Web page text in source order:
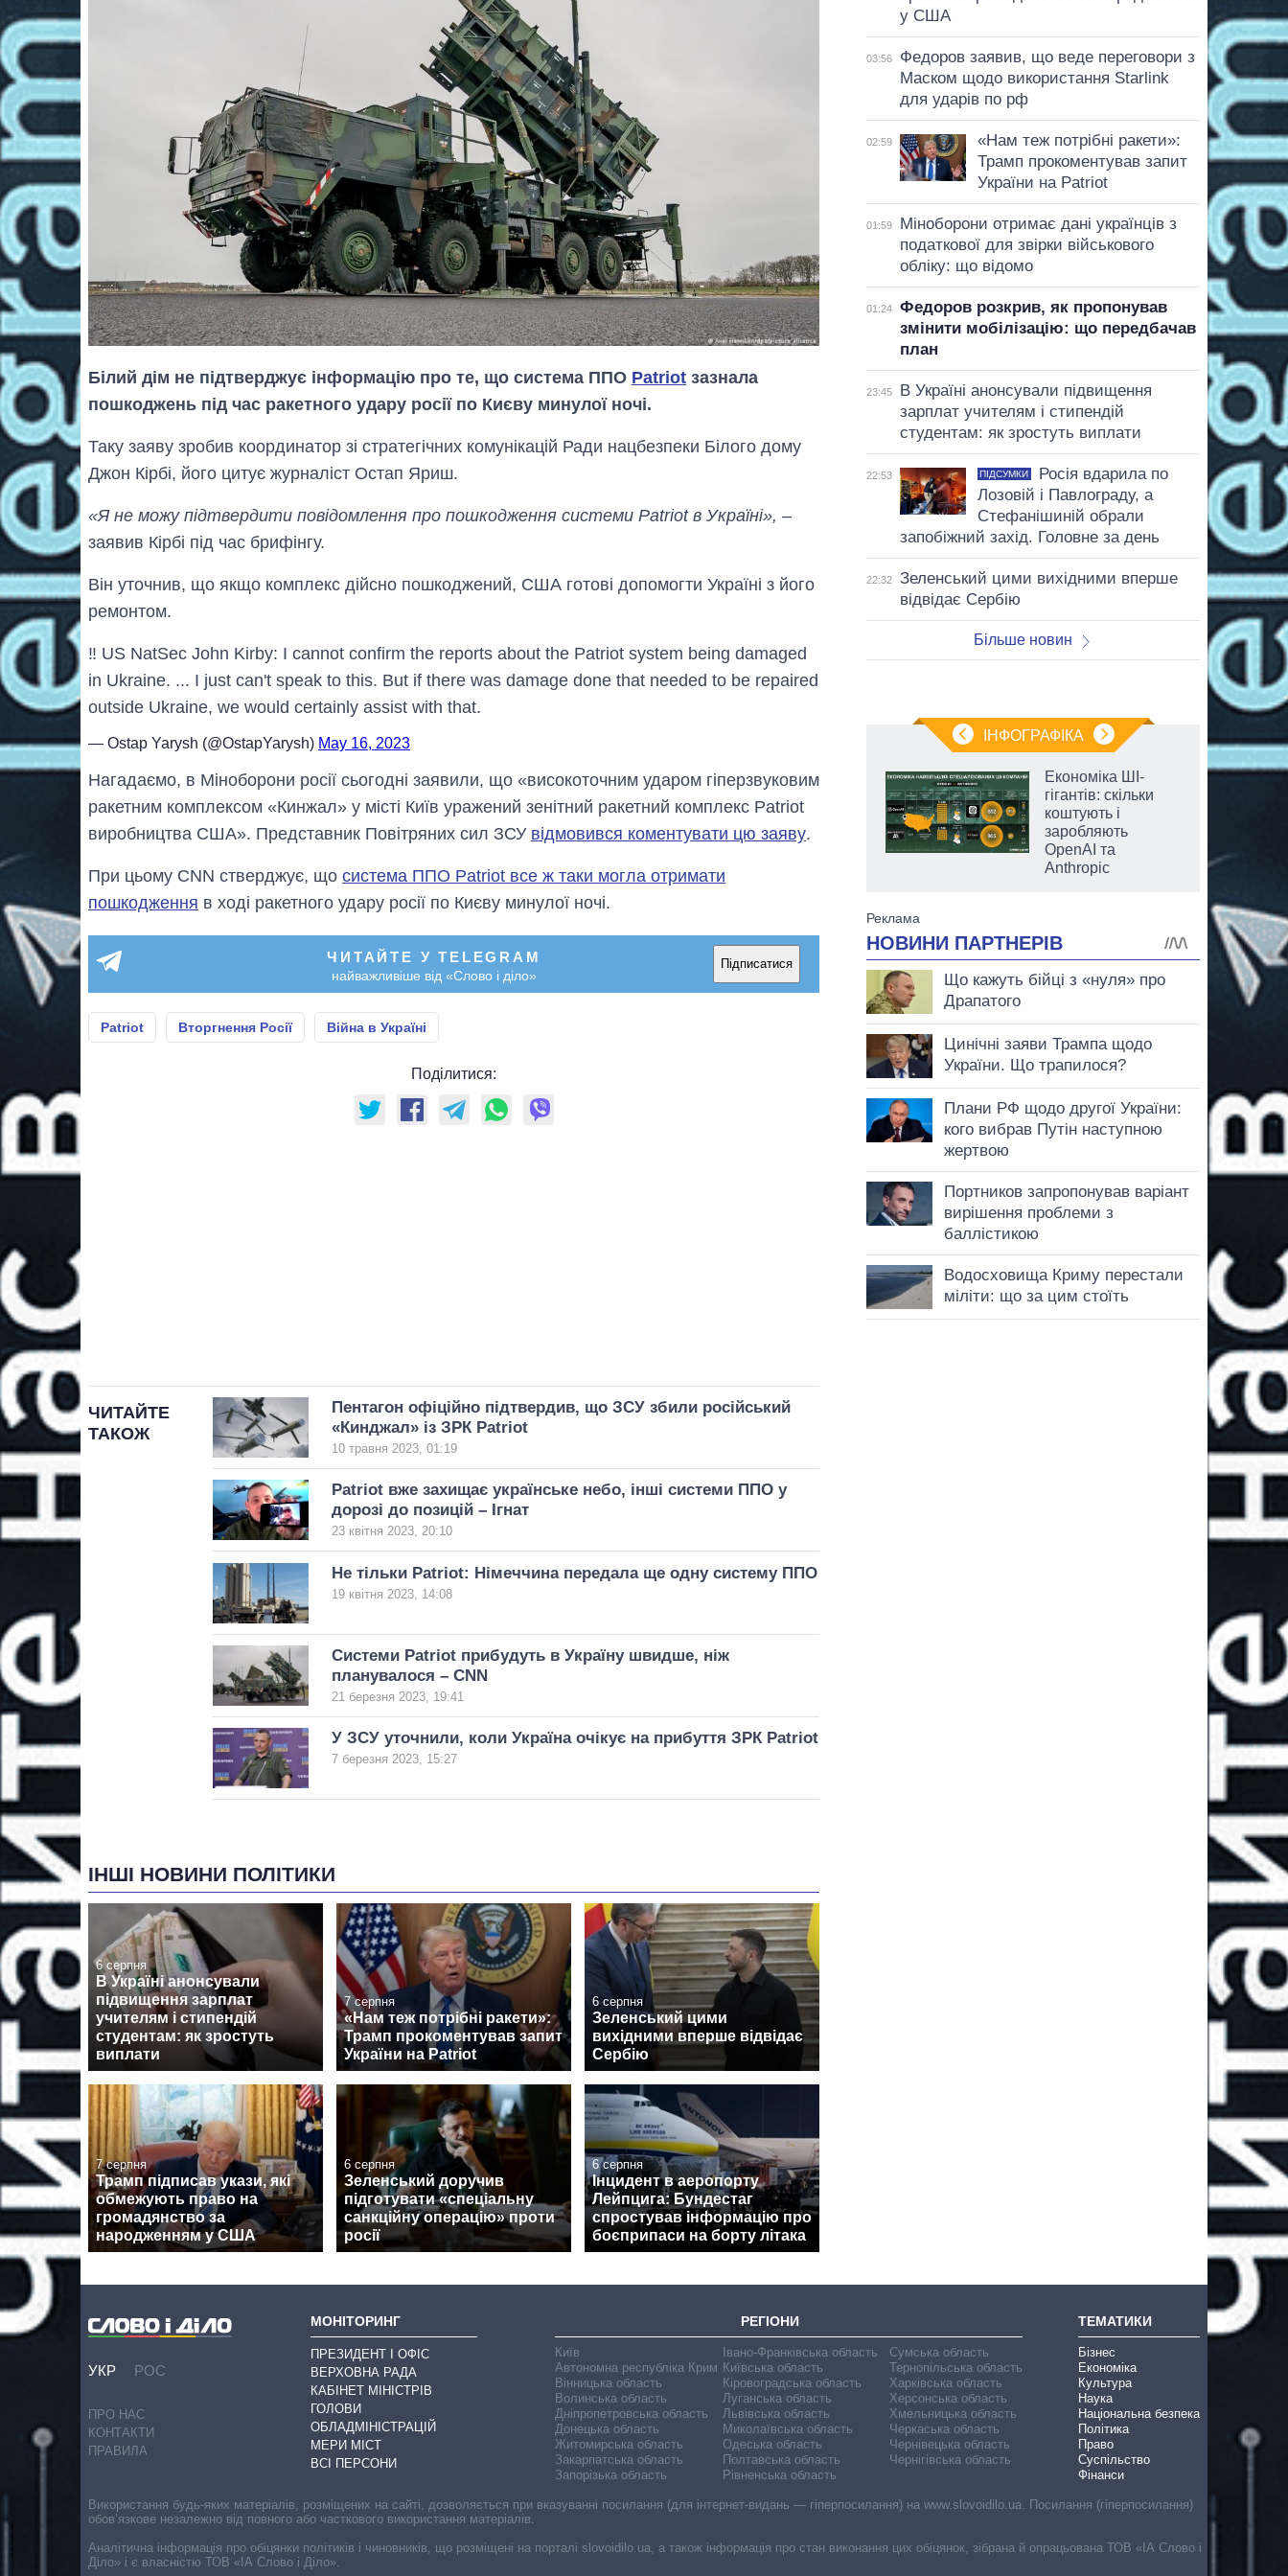
Білий дім не підтверджує інформацію про те, що система ППО Patriot зазнала
пошкоджень під час ракетного удару росії по Києву минулої ночі.
Таку заяву зробив координатор зі стратегічних комунікацій Ради нацбезпеки Білого дому
Джон Кірбі, його цитує журналіст Остап Яриш.
«Я не можу підтвердити повідомлення про пошкодження системи Patriot в Україні», –
заявив Кірбі під час брифінгу.
Він уточнив, що якщо комплекс дійсно пошкоджений, США готові допомогти Україні з його
ремонтом.
‼️ US NatSec John Kirby: I cannot confirm the reports about the Patriot system being damaged
in Ukraine. ... I just can't speak to this. But if there was damage done that needed to be repaired
outside Ukraine, we would certainly assist with that.
— Ostap Yarysh (@OstapYarysh) May 16, 2023
Нагадаємо, в Міноборони росії сьогодні заявили, що «високоточним ударом гіперзвуковим
ракетним комплексом «Кинжал» у місті Київ уражений зенітний ракетний комплекс Patriot
виробництва США». Представник Повітряних сил ЗСУ відмовився коментувати цю заяву.
При цьому CNN стверджує, що система ППО Patriot все ж таки могла отримати
пошкодження в ході ракетного удару росії по Києву минулої ночі.
ЧИТАЙТЕ У TELEGRAM
найважливіше від «Слово і діло»
Підписатися
Patriot Вторгнення Росії Війна в Україні
Поділитися:
ЧИТАЙТЕ
ТАКОЖ
Пентагон офіційно підтвердив, що ЗСУ збили російський
«Кинджал» із ЗРК Patriot
10 травня 2023, 01:19
Patriot вже захищає українське небо, інші системи ППО у
дорозі до позицій – Ігнат
23 квітня 2023, 20:10
Не тільки Patriot: Німеччина передала ще одну систему ППО
19 квітня 2023, 14:08
Системи Patriot прибудуть в Україну швидше, ніж
планувалося – CNN
21 березня 2023, 19:41
У ЗСУ уточнили, коли Україна очікує на прибуття ЗРК Patriot
7 березня 2023, 15:27
ІНШІ НОВИНИ ПОЛІТИКИ
6 серпня
В Україні анонсували
підвищення зарплат
учителям і стипендій
студентам: як зростуть
виплати
7 серпня
«Нам теж потрібні ракети»:
Трамп прокоментував запит
України на Patriot
6 серпня
Зеленський цими
вихідними вперше відвідає
Сербію
7 серпня
Трамп підписав укази, які
обмежують право на
громадянство за
народженням у США
6 серпня
Зеленський доручив
підготувати «спеціальну
санкційну операцію» проти
росії
6 серпня
Інцидент в аеропорту
Лейпцига: Бундестаг
спростував інформацію про
боєприпаси на борту літака
у США
03:56
Федоров заявив, що веде переговори з
Маском щодо використання Starlink
для ударів по рф
02:59
«Нам теж потрібні ракети»:
Трамп прокоментував запит
України на Patriot
01:59
Міноборони отримає дані українців з
податкової для звірки військового
обліку: що відомо
01:24
Федоров розкрив, як пропонував
змінити мобілізацію: що передбачав
план
23:45
В Україні анонсували підвищення
зарплат учителям і стипендій
студентам: як зростуть виплати
22:53 ПІДСУМКИ
Росія вдарила по
Лозовій і Павлограду, а
Стефанішиній обрали
запобіжний захід. Головне за день
22:32
Зеленський цими вихідними вперше
відвідає Сербію
Більше новин
ІНФОГРАФІКА
Скільки картоплі
вирощували в
Україні до і під час
великої війни
Економіка ШІ-
гігантів: скільки
коштують і
заробляють
OpenAI та
Anthropic
УКР РОС
ПРО НАС
КОНТАКТИ
ПРАВИЛА
МОНІТОРИНГ
ПРЕЗИДЕНТ І ОФІС
ВЕРХОВНА РАДА
КАБІНЕТ МІНІСТРІВ
ГОЛОВИ
ОБЛАДМІНІСТРАЦІЙ
МЕРИ МІСТ
ВСІ ПЕРСОНИ
РЕГІОНИ
Київ
Автономна республіка Крим
Вінницька область
Волинська область
Дніпропетровська область
Донецька область
Житомирська область
Закарпатська область
Запорізька область
Івано-Франківська область
Київська область
Кіровоградська область
Луганська область
Львівська область
Миколаївська область
Одеська область
Полтавська область
Рівненська область
Сумська область
Тернопільська область
Харківська область
Херсонська область
Хмельницька область
Черкаська область
Чернівецька область
Чернігівська область
ТЕМАТИКИ
Бізнес
Економіка
Культура
Наука
Національна безпека
Політика
Право
Суспільство
Фінанси
Використання будь-яких матеріалів, розміщених на сайті, дозволяється при вказуванні посилання (для інтернет-видань — гіперпосилання) на www.slovoidilo.ua. Посилання (гіперпосилання)
обов’язкове незалежно від повного або часткового використання матеріалів.
Аналітична інформація про обіцянки політиків і чиновників, що розміщені на порталі slovoidilo.ua, а також інформація про стан виконання цих обіцянок, зібрана й опрацьована ТОВ «ІА Слово і
Діло» і є власністю ТОВ «ІА Слово і Діло».